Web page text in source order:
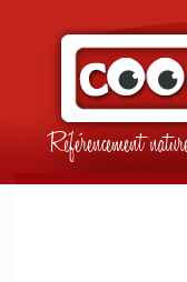
Référencement